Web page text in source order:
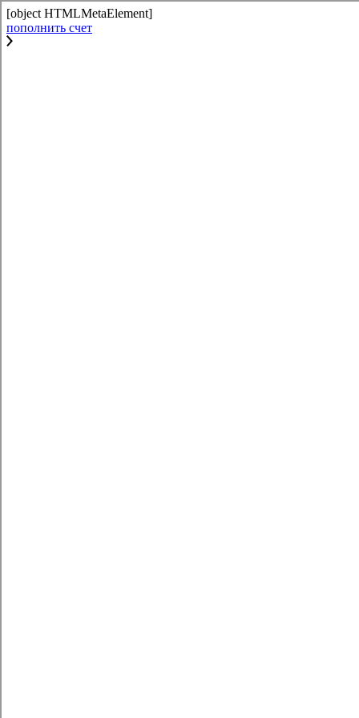
[object HTMLMetaElement]
пополнить счет